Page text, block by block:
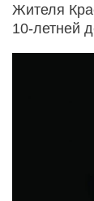
Жителя
10-летней